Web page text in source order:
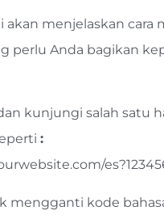
akan menjelaskan cara
perlu Anda bagikan
kunjungi salah satu
:
mengganti kode